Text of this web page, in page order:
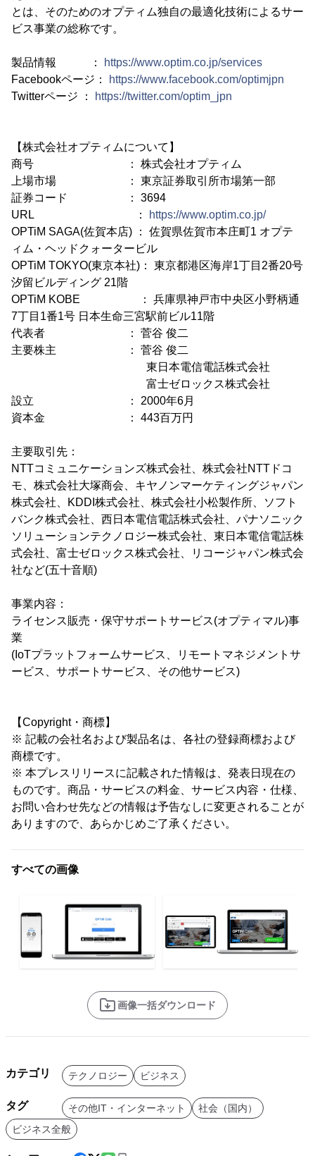
とは、そのためのオプティム独自の最適化技術によるサー
ビス事業の総称です。
製品情報 ：
https://www.optim.co.jp/services
Facebookページ：
https://www.facebook.com/optimjpn
Twitterページ ：
https://twitter.com/optim_jpn
【株式会社オプティムについて】
商号 ： 株式会社オプティム
上場市場 ： 東京証券取引所市場第一部
証券コード ： 3694
URL ：
https://www.optim.co.jp/
OPTiM SAGA(佐賀本店) ： 佐賀県佐賀市本庄町1 オプテ
ィム・ヘッドクォータービル
OPTiM TOKYO(東京本社)： 東京都港区海岸1丁目2番20号
汐留ビルディング 21階
OPTiM KOBE ： 兵庫県神戸市中央区小野柄通
7丁目1番1号 日本生命三宮駅前ビル11階
代表者 ： 菅谷 俊二
主要株主 ： 菅谷 俊二
東日本電信電話株式会社
富士ゼロックス株式会社
設立 ： 2000年6月
資本金 ： 443百万円
主要取引先：
NTTコミュニケーションズ株式会社、株式会社NTTドコ
モ、株式会社大塚商会、キヤノンマーケティングジャパン
株式会社、KDDI株式会社、株式会社小松製作所、ソフト
バンク株式会社、西日本電信電話株式会社、パナソニック
ソリューションテクノロジー株式会社、東日本電信電話株
式会社、富士ゼロックス株式会社、リコージャパン株式会
社など(五十音順)
事業内容：
ライセンス販売・保守サポートサービス(オプティマル)事
業
(IoTプラットフォームサービス、リモートマネジメントサ
ービス、サポートサービス、その他サービス)
【Copyright・商標】
※ 記載の会社名および製品名は、各社の登録商標および
商標です。
※ 本プレスリリースに記載された情報は、発表日現在の
ものです。商品・サービスの料金、サービス内容・仕様、
お問い合わせ先などの情報は予告なしに変更されることが
ありますので、あらかじめご了承ください。
すべての画像
画像一括ダウンロード
カテゴリ テクノロジー ビジネス
タグ その他IT・インターネット
社会（国内）
ビジネス全般